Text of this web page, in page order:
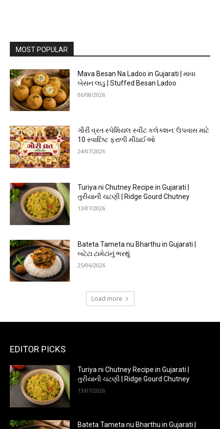
MOST POPULAR
Mava Besan Na Ladoo in Gujarati | માવા
બેસન લાડુ | Stuffed Besan Ladoo
06/08/2026
ગૌરી વ્રત સ્પેશિયલ સ્વીટ કલેક્શન: ઉપવાસ માટે
10 સ્વાદિષ્ટ ફરાળી મીઠાઈઓ
24/07/2026
Turiya ni Chutney Recipe in Gujarati |
તુરીયાની ચટણી | Ridge Gourd Chutney
13/07/2026
Bateta Tameta nu Bharthu in Gujarati |
બટેટા ટામેટાંનું ભરથું
25/06/2026
Load more
EDITOR PICKS
Turiya ni Chutney Recipe in Gujarati |
તુરીયાની ચટણી | Ridge Gourd Chutney
13/07/2026
Bateta Tameta nu Bharthu in Gujarati |